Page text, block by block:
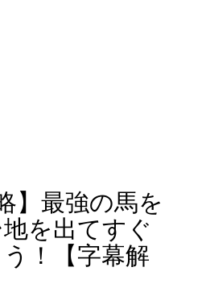
】最強の馬を
を出てすぐ
！【字幕解